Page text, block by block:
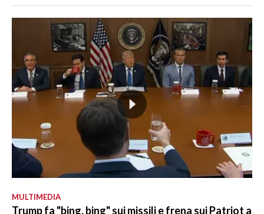
MULTIMEDIA
Trump fa "bing, bing" sui missili e frena sui Patriot a